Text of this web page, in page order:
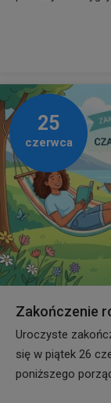
25
czerwca
Zakończenie
Uroczyste
się w piątek 26
poniższego